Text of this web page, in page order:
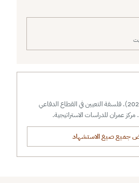
محسن المصطفى (2026). فلسفة التعيين في القطاع الدفاعي
عمران للدراسات الاستراتيجية.
جميع صيغ الاستشهاد